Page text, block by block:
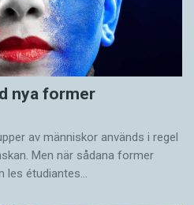
nya former
av människor används i regel
Men när sådana ­former
les étudiantes…